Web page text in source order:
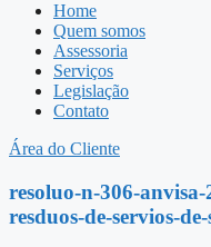
Home
Quem somos
Assessoria
Serviços
Legislação
Contato
Área do Cliente
resoluo-n-306-
resduos-de-servios-de-